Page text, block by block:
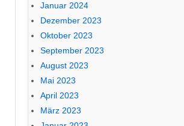
Januar 2024
Dezember 2023
Oktober 2023
September 2023
August 2023
Mai 2023
April 2023
März 2023